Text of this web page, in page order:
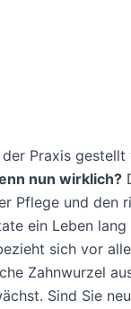
Praxis gestellt
nun wirklich?
Pflege und den
ein Leben lang
sich vor
Zahnwurzel
Sind Sie